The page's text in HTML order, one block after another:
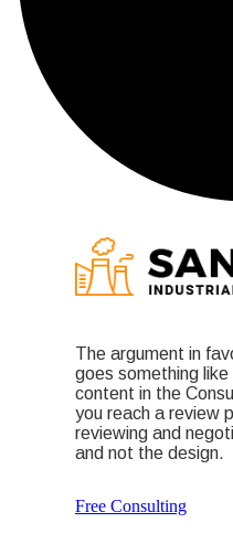
The argument in
goes something
content in the
you reach a review
reviewing and
and not the design.
Free Consulting